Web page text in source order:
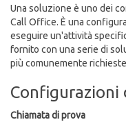
Una soluzione è uno dei
Call Office. È una
eseguire un'attività
fornito con una serie di
più comunemente
Configurazioni
Chiamata di prova